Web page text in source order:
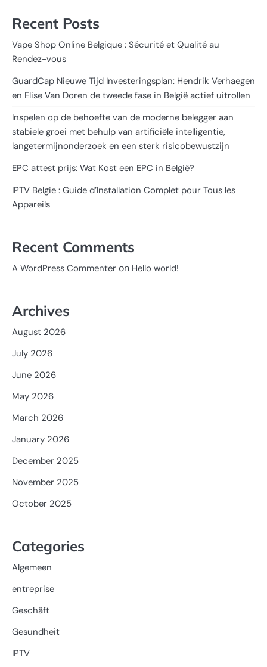
Recent Posts
Vape Shop Online Belgique : Sécurité et Qualité au
Rendez-vous
GuardCap Nieuwe Tijd Investeringsplan: Hendrik Verhaegen
en Elise Van Doren de tweede fase in België actief uitrollen
Inspelen op de behoefte van de moderne belegger aan
stabiele groei met behulp van artificiële intelligentie,
langetermijnonderzoek en een sterk risicobewustzijn
EPC attest prijs: Wat Kost een EPC in België?
IPTV Belgie : Guide d’Installation Complet pour Tous les
Appareils
Recent Comments
A WordPress Commenter on Hello world!
Archives
August 2026
July 2026
June 2026
May 2026
March 2026
January 2026
December 2025
November 2025
October 2025
Categories
Algemeen
entreprise
Geschäft
Gesundheit
IPTV